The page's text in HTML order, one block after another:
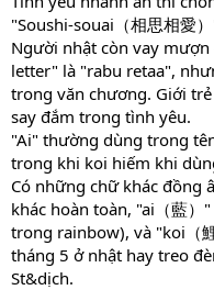
"Soushi-souai（相思相愛
Người nhật còn vay mượn
letter" là "rabu retaa",
trong văn chương. Giới
say đắm trong tình yêu.
"Ai" thường dùng trong
trong khi koi hiếm khi
Có những chữ khác đồng
khác hoàn toàn, "ai（藍
trong rainbow), và "koi（
tháng 5 ở nhật hay treo
St&dịch.